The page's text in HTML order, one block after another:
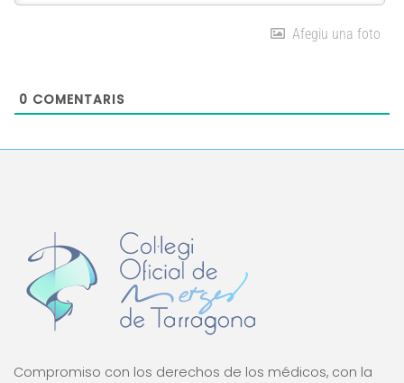
Afegiu una foto
0 COMENTARIS
Compromiso con los derechos de los médicos, con la